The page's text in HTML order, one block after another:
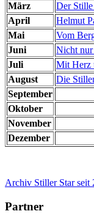
März
Der
April
Helmut
Mai
Vom
Juni
Nicht nur
Juli
Mit Herz
August
Die
September
Oktober
November
Dezember
Archiv Stiller Star seit
Partner